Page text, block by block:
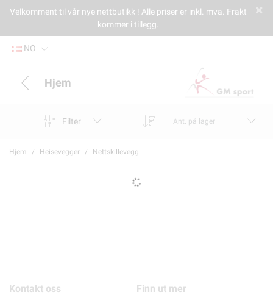
Velkomment til vår nye nettbutikk ! Alle priser er inkl. mva. Frakt
kommer i tillegg.
NO
Hjem
Filter Ant. på lager
Hjem Heisevegger Nettskillevegg
Kontakt oss Finn ut mer